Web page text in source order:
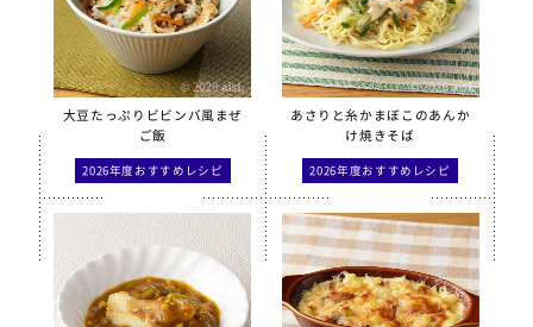
大豆たっぷりビビンバ風まぜ
ご飯
2026年度おすすめレシピ
あさりと糸かまぼこのあんか
け焼きそば
2026年度おすすめレシピ